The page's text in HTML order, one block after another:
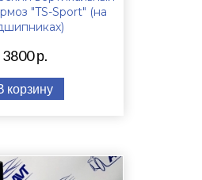
"TS-Sport" (на
3800 р.
корзину